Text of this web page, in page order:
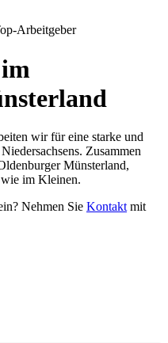
Arbeitgeber
wir für eine starke und
Zusammen
Münsterland,
im Kleinen.
Nehmen Sie Kontakt mit